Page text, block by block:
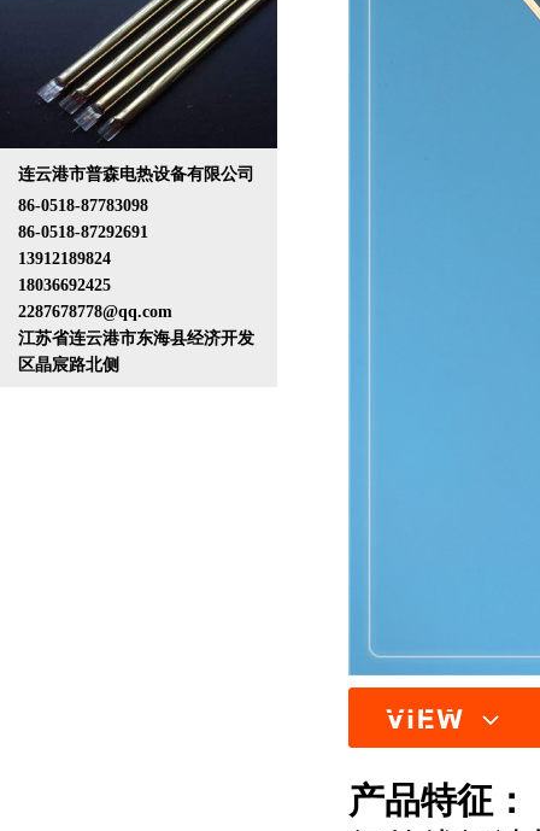
连云港市普森电热设备有限公司
86-0518-87783098
86-0518-87292691
13912189824
18036692425
2287678778@qq.com
江苏省连云港市东海县经济开发
区晶宸路北侧
产品特征：